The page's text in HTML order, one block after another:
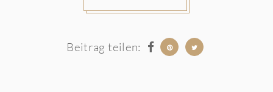
Beitrag teilen: